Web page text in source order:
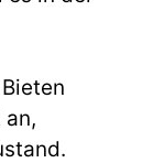
an,